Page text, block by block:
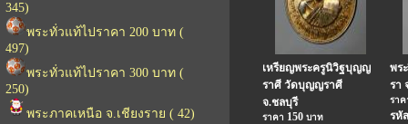
345)
พระทั่วแท้ไปราคา 200 บาท (
497)
พระทั่วแท้ไปราคา 300 บาท (
250)
พระภาคเหนือ จ.เชียงราย ( 42)
เหรียญพระครูนิวิฐบุญญ
ราศี วัดบุญญราศี
จ.ชลบุรี
ราคา 150 บาท
พร
รา
รา
รหั